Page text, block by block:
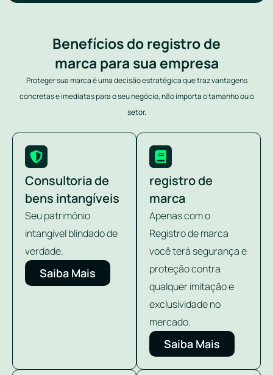
Benefícios do registro de
marca para sua empresa
Proteger sua marca é uma decisão estratégica que traz vantagens
concretas e imediatas para o seu negócio, não importa o tamanho ou o
setor.
Consultoria de
bens intangíveis
Seu patrimônio
intangível blindado de
verdade.
Saiba Mais
registro de
marca
Apenas com o
Registro de marca
você terá segurança e
proteção contra
qualquer imitação e
exclusividade no
mercado.
Saiba Mais